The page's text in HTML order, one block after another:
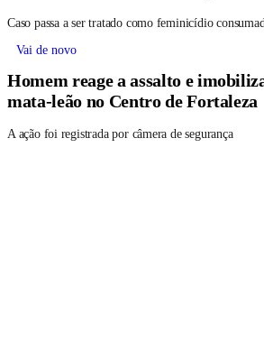
Caso passa a ser tratado como feminicídio
Vai de novo
Homem reage a assalto e
mata-leão no Centro de Fortaleza
A ação foi registrada por câmera de segurança